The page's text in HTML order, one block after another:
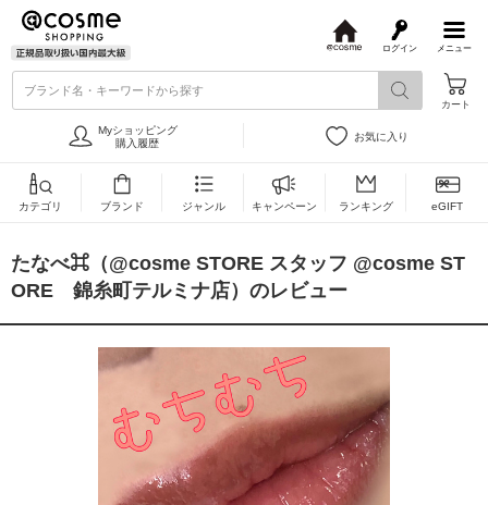
メニュー
ログイン
s
ブランド名・キーワードから探す
カート
Myショッピング
購入履歴
お気に入り
カテゴリ ブランド ジャンル キャンペーン ランキング eGIFT
たなべ⌘（@cosme STORE スタッフ @cosme ST
ORE 錦糸町テルミナ店）のレビュー